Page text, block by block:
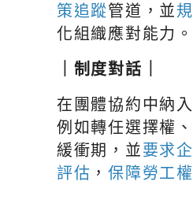
策追蹤管道，並
化組織應對能力。
｜制度對話｜
在團體協約中納
例如轉任選擇權
緩衝期，並要求
評估 ，保障勞工